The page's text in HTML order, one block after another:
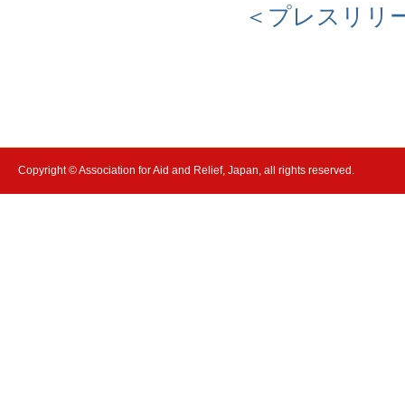
＜プレスリリ
Copyright © Association for Aid and Relief, Japan, all rights reserved.